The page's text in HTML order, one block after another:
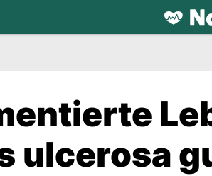
health.NAU.ch
ulcerosa